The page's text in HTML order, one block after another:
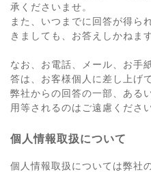
承くださいませ。
また、いつまでに回答が得ら
きましても、お答えしかねます
なお、お電話、メール、お手
答は、お客様個人に差し上げ
弊社からの回答の一部、ある
用等されるのはご遠慮ください
個人情報取扱について
個人情報取扱については弊社